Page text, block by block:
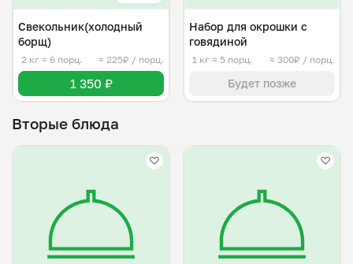
Свекольник(холодный
борщ)
2 кг ≈ 6 порц. ≈ 225₽ / порц.
1 350 ₽
Набор для окрошки с
говядиной
1 кг ≈ 5 порц. ≈ 300₽ / порц.
Будет позже
Вторые блюда